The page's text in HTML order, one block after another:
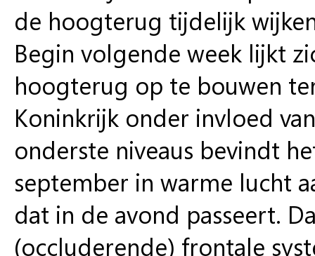
de hoogterug tijdelijk
Begin volgende week lijkt
hoogterug op te bouwen
Koninkrijk onder invloed
onderste niveaus bevindt
september in warme lucht
dat in de avond passeert.
(occluderende) frontale